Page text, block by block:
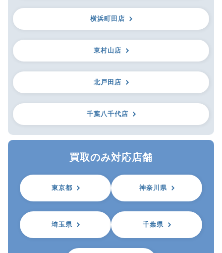
横浜町田店
東村山店
北戸田店
千葉八千代店
買取のみ対応店舗
東京都 神奈川県
埼玉県 千葉県